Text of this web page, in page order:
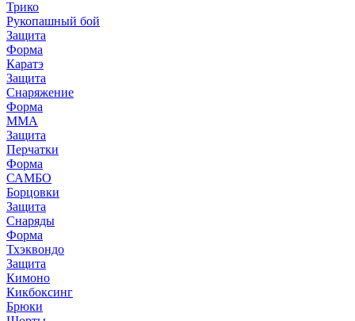
Трико
Рукопашный бой
Защита
Форма
Каратэ
Защита
Снаряжение
Форма
ММА
Защита
Перчатки
Форма
САМБО
Борцовки
Защита
Снаряды
Форма
Тхэквондо
Защита
Кимоно
Кикбоксинг
Брюки